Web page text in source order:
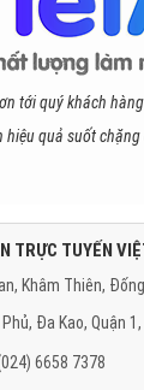
tới quý khách
hiệu quả suốt
TRỰC TUYẾN
Khâm Thiên,
Đa Kao, Quận 1,
6658 7378